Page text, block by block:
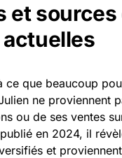
et sources
ce que beaucoup
ne proviennent
ou de ses ventes
en 2024, il
et